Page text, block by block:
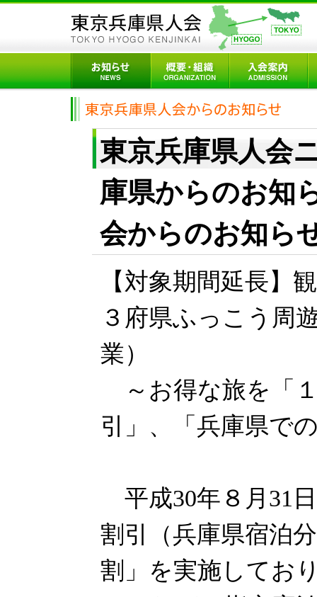
東京兵庫県人会
庫県からのお知
会からのお知ら
【対象期間延長】
３府県ふっこう周
業）
～お得な旅を「
引」、「兵庫県で
平成30年８月31
割引（兵庫県宿泊
割」を実施してお